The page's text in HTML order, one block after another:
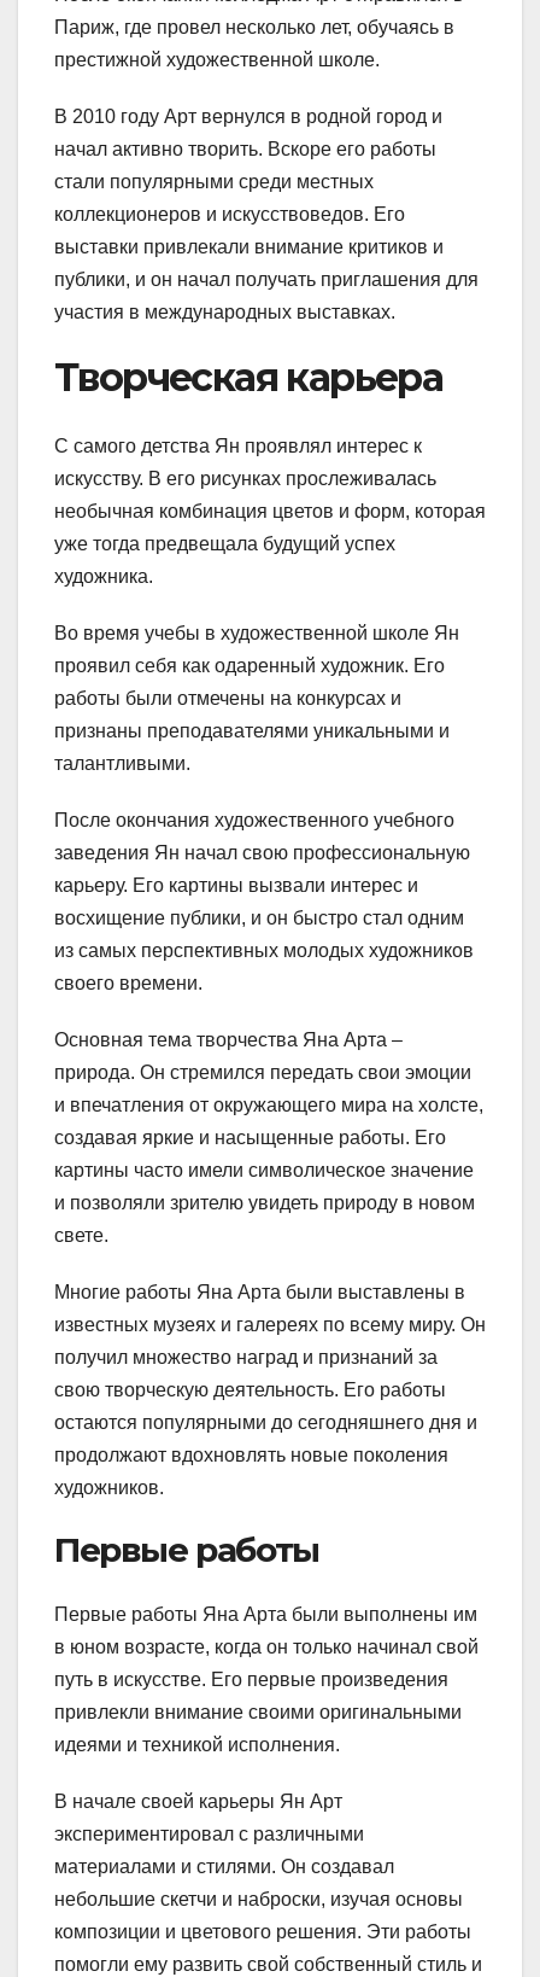
Париж, где провел несколько лет, обучаясь в
престижной художественной школе.
В 2010 году Арт вернулся в родной город и
начал активно творить. Вскоре его работы
стали популярными среди местных
коллекционеров и искусствоведов. Его
выставки привлекали внимание критиков и
публики, и он начал получать приглашения для
участия в международных выставках.
Творческая карьера
С самого детства Ян проявлял интерес к
искусству. В его рисунках прослеживалась
необычная комбинация цветов и форм, которая
уже тогда предвещала будущий успех
художника.
Во время учебы в художественной школе Ян
проявил себя как одаренный художник. Его
работы были отмечены на конкурсах и
признаны преподавателями уникальными и
талантливыми.
После окончания художественного учебного
заведения Ян начал свою профессиональную
карьеру. Его картины вызвали интерес и
восхищение публики, и он быстро стал одним
из самых перспективных молодых художников
своего времени.
Основная тема творчества Яна Арта –
природа. Он стремился передать свои эмоции
и впечатления от окружающего мира на холсте,
создавая яркие и насыщенные работы. Его
картины часто имели символическое значение
и позволяли зрителю увидеть природу в новом
свете.
Многие работы Яна Арта были выставлены в
известных музеях и галереях по всему миру. Он
получил множество наград и признаний за
свою творческую деятельность. Его работы
остаются популярными до сегодняшнего дня и
продолжают вдохновлять новые поколения
художников.
Первые работы
Первые работы Яна Арта были выполнены им
в юном возрасте, когда он только начинал свой
путь в искусстве. Его первые произведения
привлекли внимание своими оригинальными
идеями и техникой исполнения.
В начале своей карьеры Ян Арт
экспериментировал с различными
материалами и стилями. Он создавал
небольшие скетчи и наброски, изучая основы
композиции и цветового решения. Эти работы
помогли ему развить свой собственный стиль и